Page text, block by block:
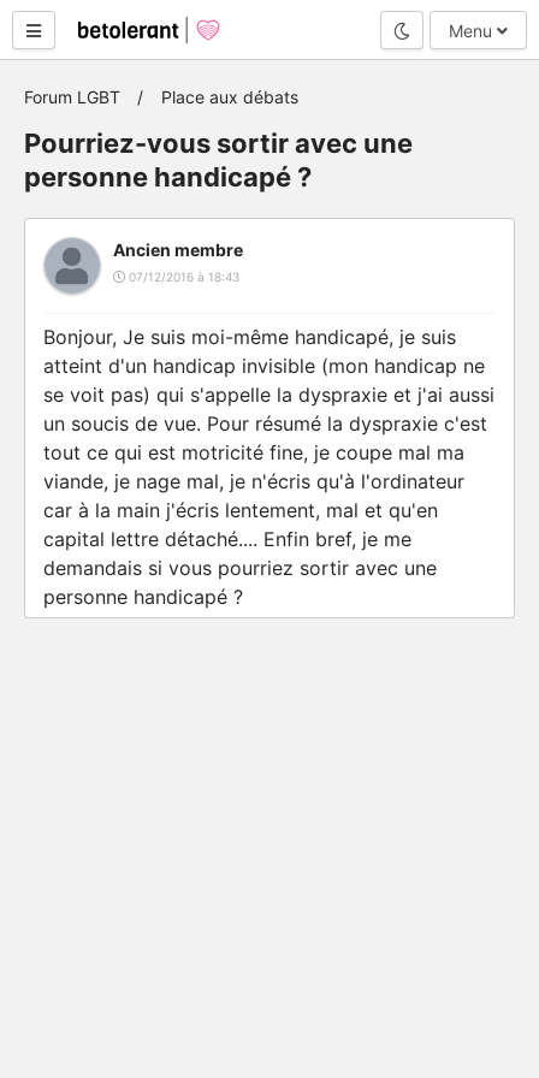
Mode nuit
Menu
Forum LGBT Place aux débats
Pourriez-vous sortir avec une
personne handicapé ?
Ancien membre
07/12/2016 à 18:43
Bonjour, Je suis moi-même handicapé, je suis
atteint d'un handicap invisible (mon handicap ne
se voit pas) qui s'appelle la dyspraxie et j'ai aussi
un soucis de vue. Pour résumé la dyspraxie c'est
tout ce qui est motricité fine, je coupe mal ma
viande, je nage mal, je n'écris qu'à l'ordinateur
car à la main j'écris lentement, mal et qu'en
capital lettre détaché.... Enfin bref, je me
demandais si vous pourriez sortir avec une
personne handicapé ?